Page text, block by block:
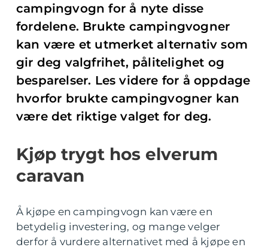
campingvogn for å nyte disse
fordelene. Brukte campingvogner
kan være et utmerket alternativ som
gir deg valgfrihet, pålitelighet og
besparelser. Les videre for å oppdage
hvorfor brukte campingvogner kan
være det riktige valget for deg.
Kjøp trygt hos elverum
caravan
Å kjøpe en campingvogn kan være en
betydelig investering, og mange velger
derfor å vurdere alternativet med å kjøpe en